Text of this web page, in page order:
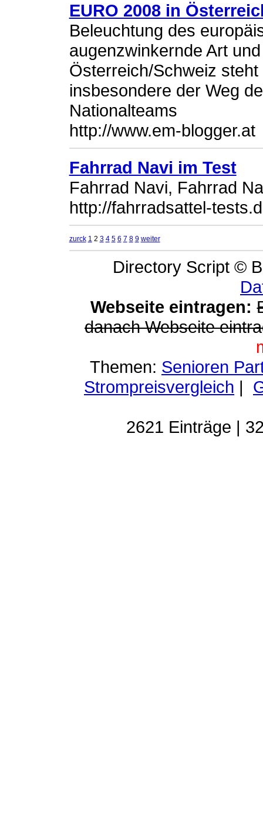
EURO 2008 in
Beleuchtung des
augenzwinkernde Art
Österreich/Schweiz
insbesondere der Weg
Nationalteams
http://www.em-blogger.at
Fahrrad Navi im Test
Fahrrad Navi, Fahrrad
http://fahrradsattel-
zurck 1 2 3 4 5 6 7 8 9 weiter
Directory Script ©
Webseite eintragen:
danach Webseite
Themen: Senioren
Strompreisvergleich |
2621 Einträge |